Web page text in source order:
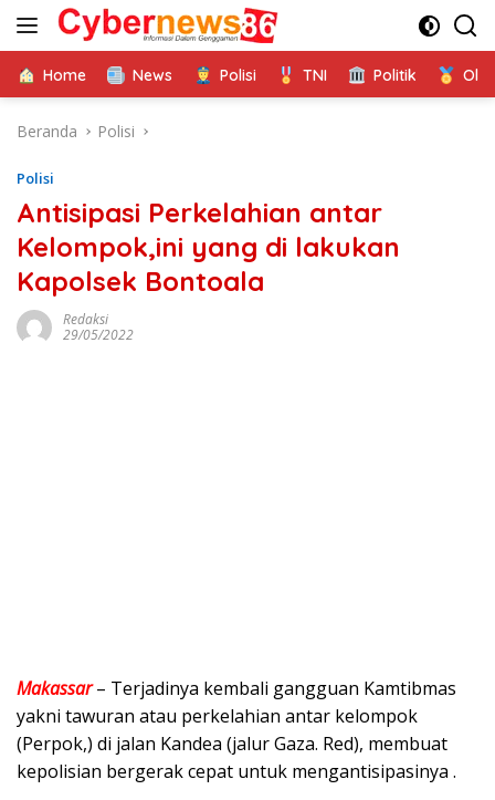
Langsung
Home News Polisi TNI Politik
Beranda Polisi
Polisi
Antisipasi Perkelahian antar
Kelompok,ini yang di lakukan
Kapolsek Bontoala
Redaksi
29/05/2022
Makassar– Terjadinya kembali gangguan Kamtibmas
yakni tawuran atau perkelahian antar kelompok
(Perpok,) di jalan Kandea (jalur Gaza. Red), membuat
kepolisian bergerak cepat untuk mengantisipasinya .